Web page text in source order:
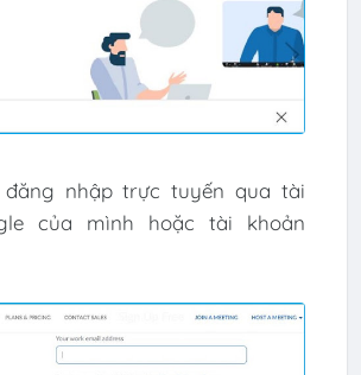
nhập trực tuyến qua tài
của mình hoặc tài khoản